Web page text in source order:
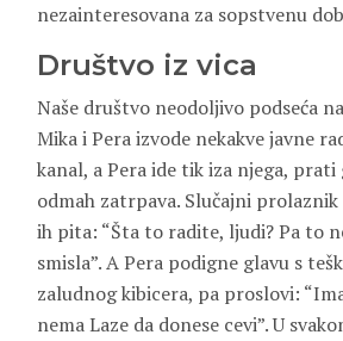
nezainteresovana za sopstvenu
Društvo iz vica
Naše društvo neodoljivo podseća
Mika i Pera izvode nekakve javne
kanal, a Pera ide tik iza njega, prati
odmah zatrpava. Slučajni prolaznik
ih pita: “Šta to radite, ljudi? Pa to
smisla”. A Pera podigne glavu s
zaludnog kibicera, pa proslovi:
nema Laze da donese cevi”. U